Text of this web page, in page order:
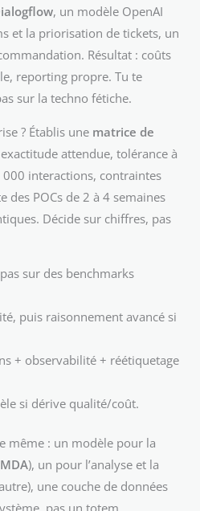
, un modèle OpenAI
et la priorisation de tickets, un
Résultat : coûts
reporting propre. Tu te
sur la techno fétiche.
? Établis une matrice de
exactitude attendue, tolérance à
000 interactions, contraintes
des POCs de 2 à 4 semaines
Décide sur chiffres, pas
sur des benchmarks
puis raisonnement avancé si
+ observabilité + réétiquetage
si dérive qualité/coût.
même : un modèle pour la
), un pour l’analyse et la
une couche de données